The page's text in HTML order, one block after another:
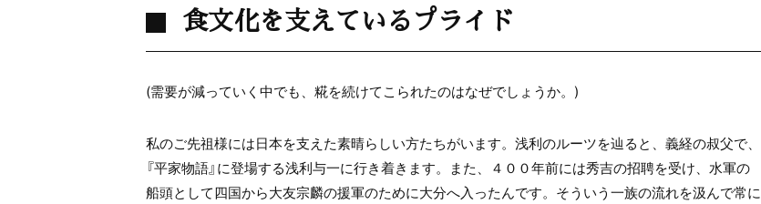
食文化を支えているプライド
(需要が減っていく中でも、糀を続けてこられたのはなぜでしょうか。)
私のご先祖様には日本を支えた素晴らしい方たちがいます。浅利のルーツを辿ると、義経の叔父で、
『平家物語』に登場する浅利与一に行き着きます。また、４００年前には秀吉の招聘を受け、水軍の
船頭として四国から大友宗麟の援軍のために大分へ入ったんです。そういう一族の流れを汲んで常に